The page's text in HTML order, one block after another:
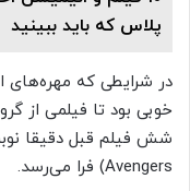
پلاس که باید ببینید
در شرایطی که
خوبی بود تا فیلمی از
Avengers) فرا می‌رسد.